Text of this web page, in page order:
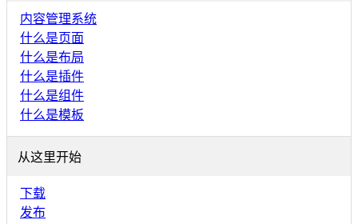
内容管理系统
什么是页面
什么是布局
什么是插件
什么是组件
什么是模板
从这里开始
下载
发布